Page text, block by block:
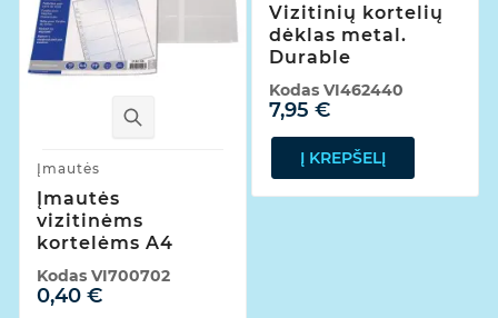
Įmautės
Įmautės
vizitinėms
kortelėms A4
0,40 €
Kodas VI700702
Vizitinių kortelių
dėklas metal.
Durable
7,95 €
Kodas VI462440
Į KREPŠELĮ